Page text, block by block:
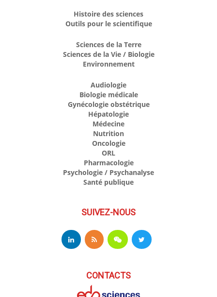
Histoire des sciences
Outils pour le scientifique
Sciences de la Terre
Sciences de la Vie / Biologie
Environnement
Audiologie
Biologie médicale
Gynécologie obstétrique
Hépatologie
Médecine
Nutrition
Oncologie
ORL
Pharmacologie
Psychologie / Psychanalyse
Santé publique
SUIVEZ-NOUS
CONTACTS